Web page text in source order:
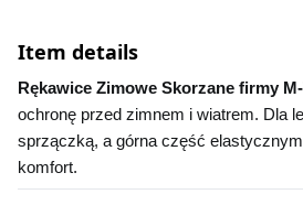
Item details
Rękawice Zimowe Skorzane firmy
ochronę przed zimnem i wiatrem. Dla
sprzączką, a górna część
komfort.